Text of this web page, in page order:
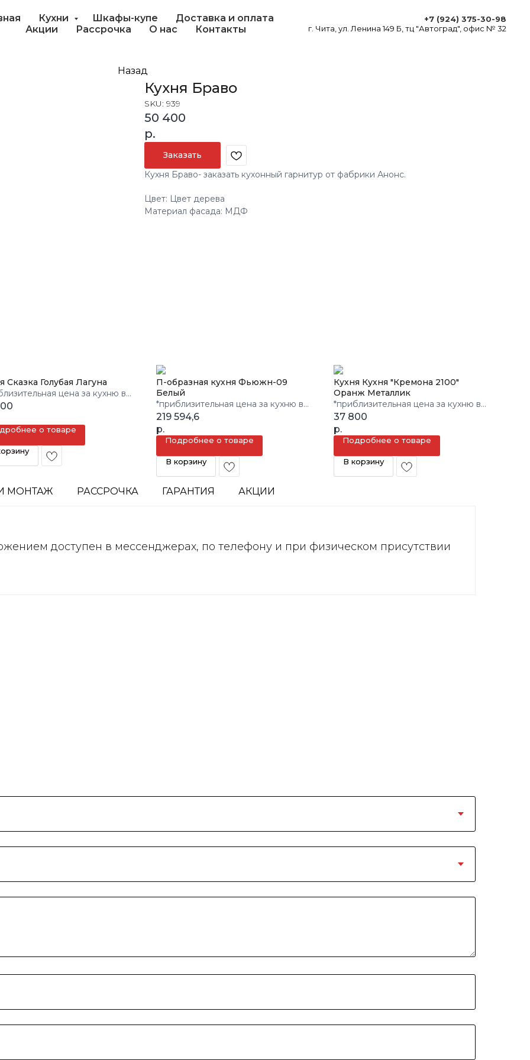
Кухни Шкафы-купе
Доставка и оплата
Акции
Рассрочка О нас Контакты
+7 (924) 375-30-98
г. Чита, ул. Ленина 149 Б, тц "Автоград", офис № 32
Назад
Кухня Браво
SKU: 939
50 400
р.
Заказать
Кухня Браво- заказать кухонный гарнитур от фабрики Анонс.
Цвет: Цвет дерева
Материал фасада: МДФ
Сказка Голубая Лагуна
цена за кухню в
о товаре
П-образная кухня Фьюжн-09
Белый
*приблизительная цена за кухню в
3 кв.м.
219 594,6
р.
Подробнее о товаре
В корзину
Кухня Кухня "Кремона 2100"
Оранж Металлик
*приблизительная цена за кухню в
3 кв.м.
37 800
р.
Подробнее о товаре
В корзину
МОНТАЖ РАССРОЧКА ГАРАНТИЯ АКЦИИ
доступен в мессенджерах, по телефону и при физическом присутствии